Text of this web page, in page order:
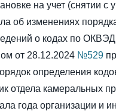
на учет (снятии с
об изменениях
о кодах по
от 28.12.2024 №529
определения
отдела камеральных
года организации и